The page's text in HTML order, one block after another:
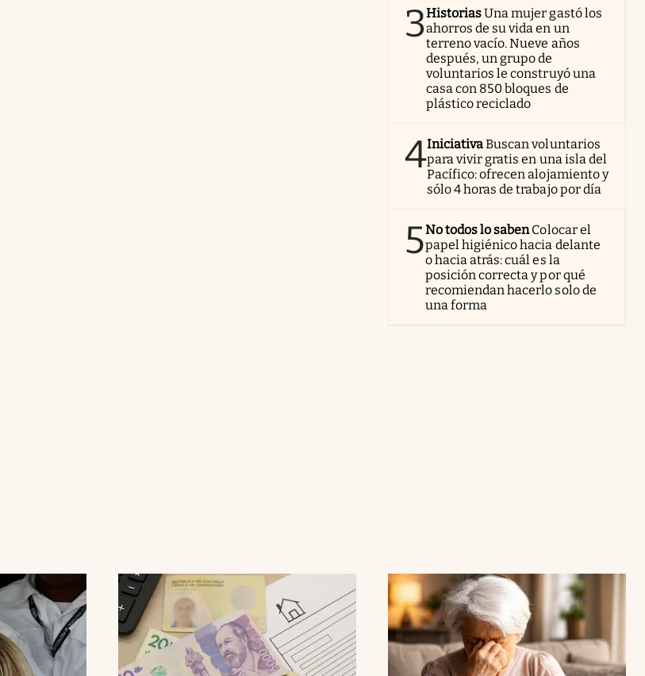
3HistoriasUna mujer gastó los
ahorros de su vida en un
terreno vacío. Nueve años
después, un grupo de
voluntarios le construyó una
casa con 850 bloques de
plástico reciclado
4IniciativaBuscan voluntarios
para vivir gratis en una isla del
Pacífico: ofrecen alojamiento y
sólo 4 horas de trabajo por día
5No todos lo sabenColocar el
papel higiénico hacia delante
o hacia atrás: cuál es la
posición correcta y por qué
recomiendan hacerlo solo de
una forma